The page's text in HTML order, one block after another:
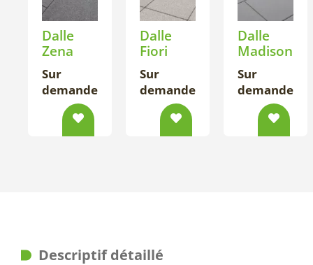
Dalle
Zena
Sur
demande
Dalle
Fiori
Sur
demande
Dalle
Madison
Sur
demande
Descriptif détaillé